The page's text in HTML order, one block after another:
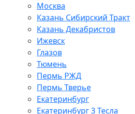
Москва
Казань Сибирский Тракт
Казань Декабристов
Ижевск
Глазов
Тюмень
Пермь РЖД
Пермь Тверье
Екатеринбург
Екатеринбург 3 Тесла